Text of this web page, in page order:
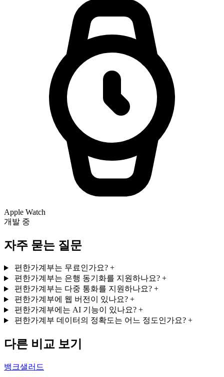
Apple Watch
개발 중
자주 묻는 질문
편한가계부는 무료인가요? +
편한가계부는 은행 동기화를 지원하나요? +
편한가계부는 다중 통화를 지원하나요? +
편한가계부에 웹 버전이 있나요? +
편한가계부에는 AI 기능이 있나요? +
편한가계부 데이터의 정확도는 어느 정도인가요? +
다른 비교 보기
뱅크샐러드